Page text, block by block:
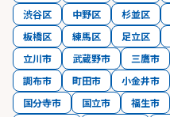
渋谷区
中野区 杉並区
板橋区
練馬区 足立区
立川市
武蔵野市 三鷹市
調布市
町田市 小金井市
国分寺市
国立市 福生市